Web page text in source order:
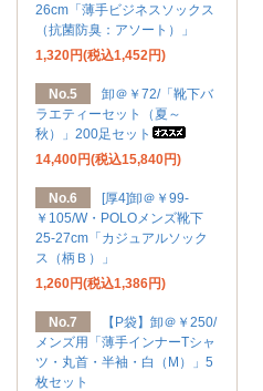
26cm「薄手ビジネスソックス
（抗菌防臭：アソート）」
1,320円(税込1,452円)
No.5
卸＠￥72/「靴下バ
ラエティーセット（夏～
秋）」200足セット
14,400円(税込15,840円)
No.6
[厚4]卸＠￥99-
￥105/W・POLOメンズ靴下
25-27cm「カジュアルソック
ス（柄Ｂ）」
1,260円(税込1,386円)
No.7
【P袋】卸＠￥250/
メンズ用「薄手インナーTシャ
ツ・丸首・半袖・白（M）」5
枚セット